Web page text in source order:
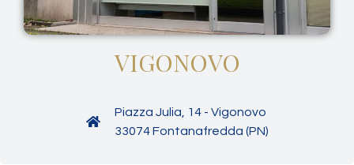
VIGONOVO
Piazza Julia, 14 - Vigonovo
33074 Fontanafredda (PN)